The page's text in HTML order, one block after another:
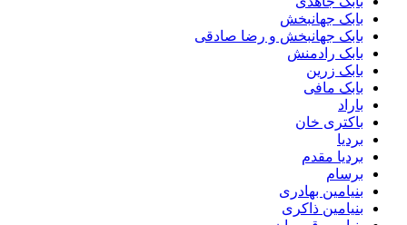
بابک جهانبخش
بابک جهانبخش و رضا صادقی
بابک رادمنش
بابک زرین
بابک مافی
باراد
باکتری خان
بردیا
بردیا مقدم
برسام
بنیامین بهادری
بنیامین ذاکری